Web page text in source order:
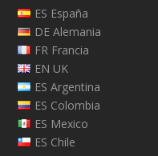
ES España
DE Alemania
FR Francia
EN UK
ES Argentina
ES Colombia
ES Mexico
ES Chile